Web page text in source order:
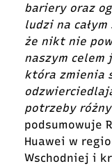
bariery oraz
ludzi na
że nikt nie
naszym
która zmienia
potrzeby
podsumowuje
Huawei w
Wschodniej i